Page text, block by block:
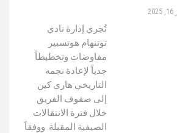
تُجري إدارة نادي
توتنهام هوتسبير
مفاوضات وتخطيطاً
جدياً لإعادة نجمه
التاريخي هاري كين
إلى صفوف الفريق
خلال فترة الانتقالات
الصيفية المقبلة. ووفقاً